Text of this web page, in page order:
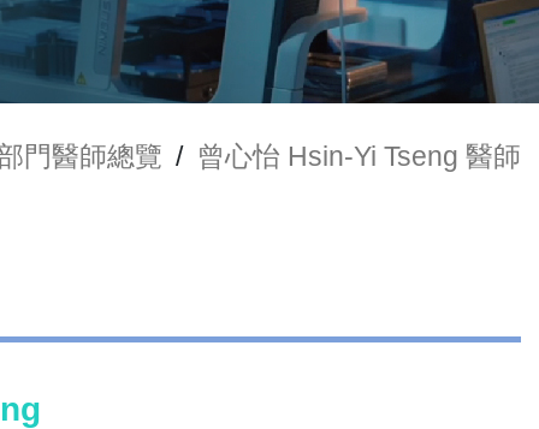
門醫師總覽 / 曾心怡 Hsin-Yi Tseng 醫師